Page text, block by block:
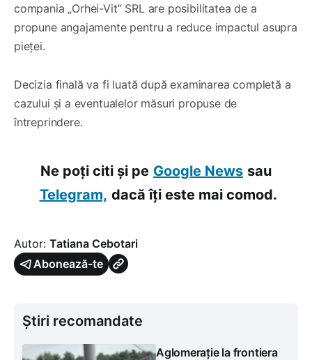
compania „Orhei-Vit” SRL are posibilitatea de a
propune angajamente pentru a reduce impactul asupra
pieței.
Decizia finală va fi luată după examinarea completă a
cazului și a eventualelor măsuri propuse de
întreprindere.
Ne poți citi și pe Google News sau
Telegram, dacă îți este mai comod.
Autor: Tatiana Cebotari
Abonează-te
Știri recomandate
Aglomerație la frontiera